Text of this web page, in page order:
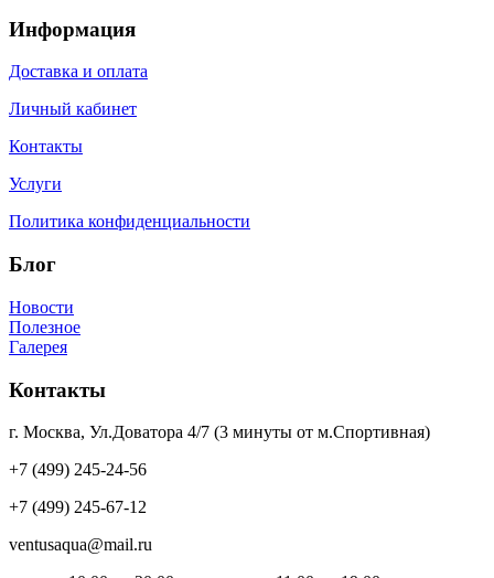
Информация
Доставка и оплата
Личный кабинет
Контакты
Услуги
Политика конфиденциальности
Блог
Новости
Полезное
Галерея
Контакты
г. Москва, Ул.Доватора 4/7 (3 минуты от м.Спортивная)
+7 (499) 245-24-56
+7 (499) 245-67-12
ventusaqua@mail.ru